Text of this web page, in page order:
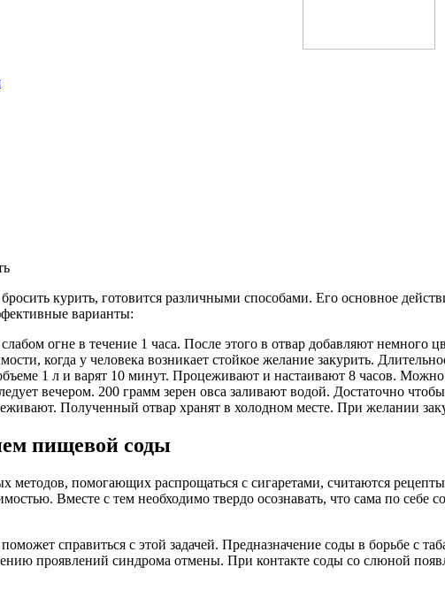
курить, готовится различными способами. Его основное
варианты:
слабом огне в течение 1 часа. После этого в отвар добавляют
когда у человека возникает стойкое желание закурить.
1 л и варят 10 минут. Процеживают и настаивают 8 часов.
вечером. 200 грамм зерен овса заливают водой. Достаточно
Полученный отвар хранят в холодном месте. При желании
пищевой соды
помогающих распрощаться с сигаретами, считаются
Вместе с тем необходимо твердо осознавать, что сама по себе
справиться с этой задачей. Предназначение соды в борьбе с
проявлений синдрома отмены. При контакте соды со слюной